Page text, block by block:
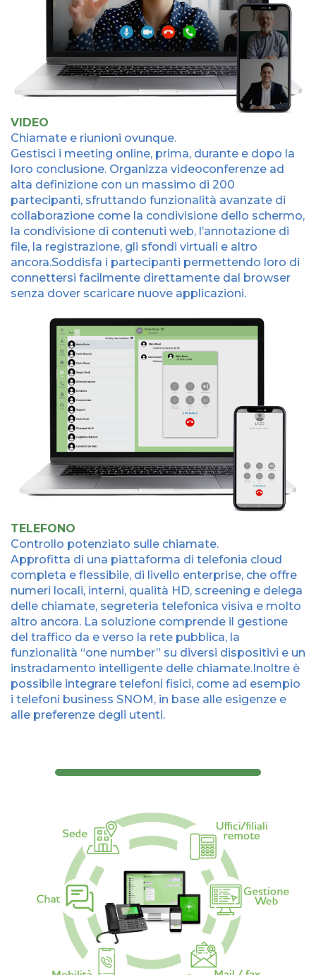
VIDEO
Chiamate e riunioni ovunque.
Gestisci i meeting online, prima, durante e dopo la
loro conclusione. Organizza videoconferenze ad
alta definizione con un massimo di 200
partecipanti, sfruttando funzionalità avanzate di
collaborazione come la condivisione dello schermo,
la condivisione di contenuti web, l’annotazione di
file, la registrazione, gli sfondi virtuali e altro
ancora.Soddisfa i partecipanti permettendo loro di
connettersi facilmente direttamente dal browser
senza dover scaricare nuove applicazioni.
TELEFONO
Controllo potenziato sulle chiamate.
Approfitta di una piattaforma di telefonia cloud
completa e flessibile, di livello enterprise, che offre
numeri locali, interni, qualità HD, screening e delega
delle chiamate, segreteria telefonica visiva e molto
altro ancora. La soluzione comprende il gestione
del traffico da e verso la rete pubblica, la
funzionalità “one number” su diversi dispositivi e un
instradamento intelligente delle chiamate.Inoltre è
possibile integrare telefoni fisici, come ad esempio
i telefoni business SNOM, in base alle esigenze e
alle preferenze degli utenti.